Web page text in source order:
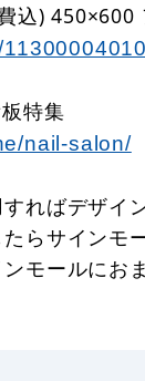
込) 450×600
特集
nail-salon/
ればデザイ
らサインモ
モールにお